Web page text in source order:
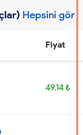
Hepsini gör
Fiyat
49.14 ₺